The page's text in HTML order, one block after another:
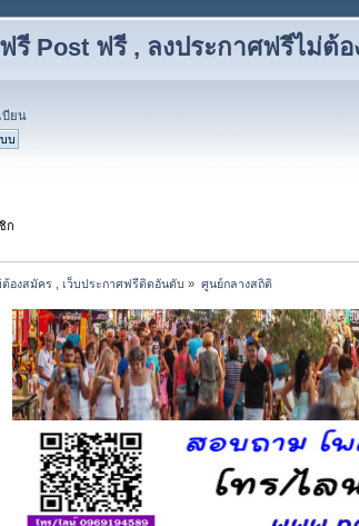
รี Post ฟรี , ลงประกาศฟรีไม่ต้
บียน
ก
องสมัคร , เว็บประกาศฟรีติดอันดับ » ศูนย์กลางสถิติ